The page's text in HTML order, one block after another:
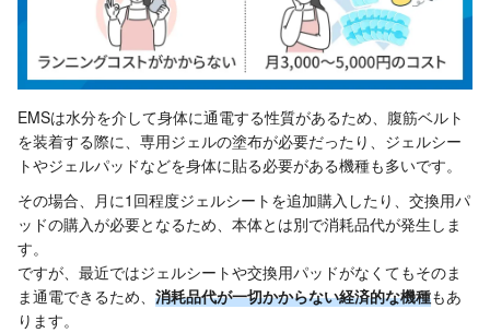
EMSは水分を介して身体に通電する性質があるため、腹筋ベルト
を装着する際に、専用ジェルの塗布が必要だったり、ジェルシー
トやジェルパッドなどを身体に貼る必要がある機種も多いです。
その場合、月に1回程度ジェルシートを追加購入したり、交換用パ
ッドの購入が必要となるため、本体とは別で消耗品代が発生しま
す。
ですが、最近ではジェルシートや交換用パッドがなくてもそのま
ま通電できるため、 消耗品代が一切かからない経済的な機種もあ
ります。